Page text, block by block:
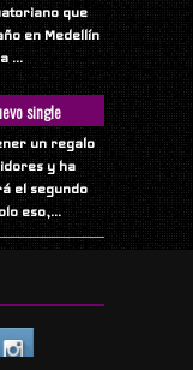
que
en Medellín
...
single
un regalo
y ha
el segundo
eso,...